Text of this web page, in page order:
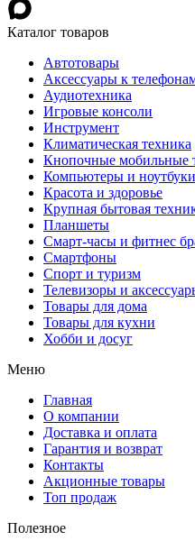
Каталог товаров
Автотовары
Аксессуары к
Аудиотехника
Игровые консоли
Инструмент
Климатическая техника
Кнопочные мобильные
Компьютеры и ноутбуки
Красота и здоровье
Крупная бытовая
Планшеты
Смарт-часы и фитнес
Смартфоны
Спорт и туризм
Телевизоры и
Товары для дома
Товары для кухни
Хобби и досуг
Меню
Главная
О компании
Доставка и оплата
Гарантия и возврат
Контакты
Акционные товары
Топ продаж
Полезное